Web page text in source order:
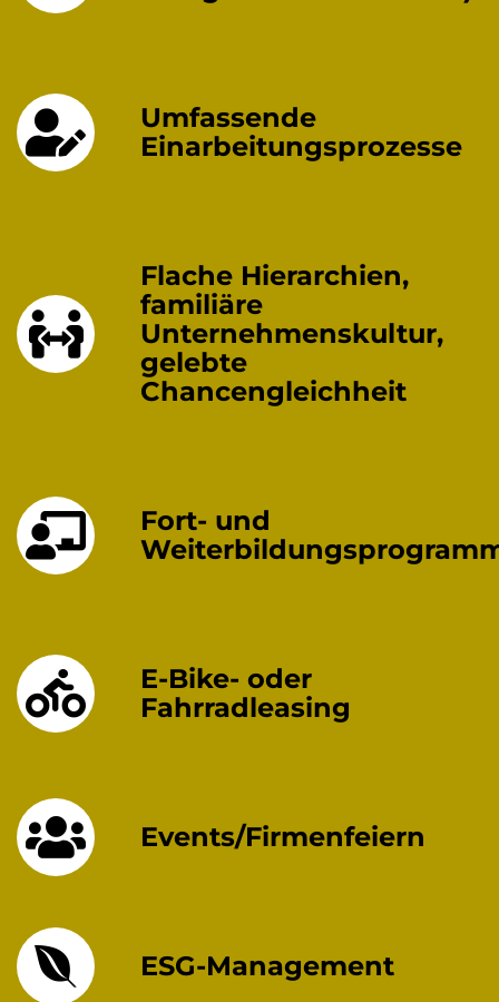
Umfassende
Einarbeitungsprozesse
Flache Hierarchien,
familiäre
Unternehmenskultur,
gelebte
Chancengleichheit
Fort- und
E-Bike- oder
Fahrradleasing
Events/Firmenfeiern
ESG-Management